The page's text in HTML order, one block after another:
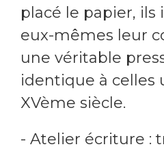
placé le papier,
eux-mêmes leur
une véritable
identique à celles
XVème siècle.
- Atelier écriture :